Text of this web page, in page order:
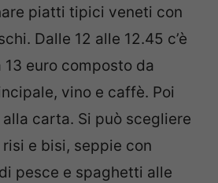
piatti tipici veneti con
Dalle 12 alle 12.45 c’è
euro composto da
vino e caffè. Poi
carta. Si può scegliere
e bisi, seppie con
pesce e spaghetti alle